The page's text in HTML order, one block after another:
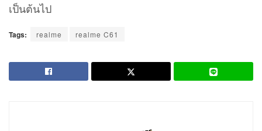
เป็นต้นไป
Tags: realme realme C61